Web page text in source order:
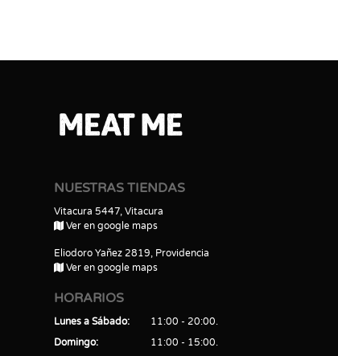
NUESTRAS TIENDAS
Vitacura 5447, Vitacura
Ver en google maps
Eliodoro Yañez 2819, Providencia
Ver en google maps
HORARIOS
Lunes a Sábado
11:00 - 20:00
Domingo
11:00 - 15:00